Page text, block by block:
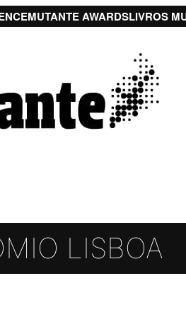
MUTANTE AWARDSLIVROS
LISBOA